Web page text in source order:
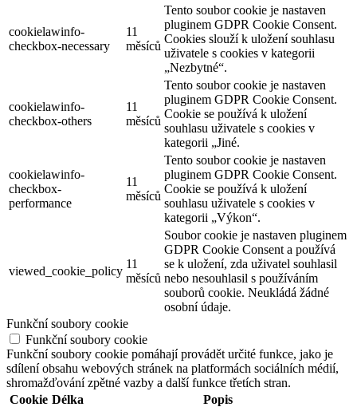
cookielawinfo-
checkbox-necessary
11
měsíců
Tento soubor cookie je nastaven
pluginem GDPR Cookie Consent.
Cookies slouží k uložení souhlasu
uživatele s cookies v kategorii
„Nezbytné“.
cookielawinfo-
checkbox-others
11
měsíců
Tento soubor cookie je nastaven
pluginem GDPR Cookie Consent.
Cookie se používá k uložení
souhlasu uživatele s cookies v
kategorii „Jiné.
cookielawinfo-
checkbox-
performance
11
měsíců
Tento soubor cookie je nastaven
pluginem GDPR Cookie Consent.
Cookie se používá k uložení
souhlasu uživatele s cookies v
kategorii „Výkon“.
viewed_cookie_policy
11
měsíců
Soubor cookie je nastaven pluginem
GDPR Cookie Consent a používá
se k uložení, zda uživatel souhlasil
nebo nesouhlasil s používáním
souborů cookie. Neukládá žádné
osobní údaje.
Funkční soubory cookie
Funkční soubory cookie
Funkční soubory cookie pomáhají provádět určité funkce, jako je
sdílení obsahu webových stránek na platformách sociálních médií,
shromažďování zpětné vazby a další funkce třetích stran.
Cookie Délka Popis